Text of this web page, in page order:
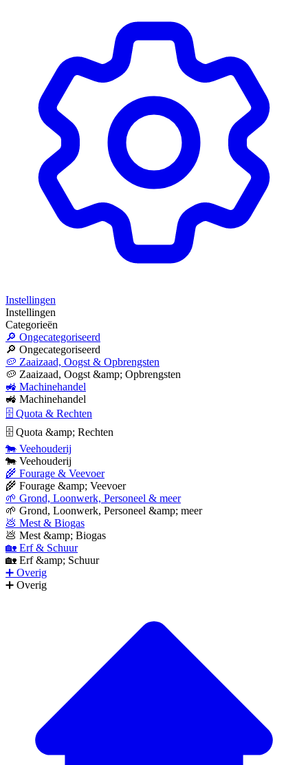
Instellingen
Instellingen
Categorieën
🔎 Ongecategoriseerd
🔎 Ongecategoriseerd
🥔 Zaaizaad, Oogst & Opbrengsten
🥔 Zaaizaad, Oogst &amp; Opbrengsten
🚜 Machinehandel
🚜 Machinehandel
🗄 Quota & Rechten
🗄 Quota &amp; Rechten
🐄 Veehouderij
🐄 Veehouderij
🌾 Fourage & Veevoer
🌾 Fourage &amp; Veevoer
🌱 Grond, Loonwerk, Personeel & meer
🌱 Grond, Loonwerk, Personeel &amp; meer
💩 Mest & Biogas
💩 Mest &amp; Biogas
🏡 Erf & Schuur
🏡 Erf &amp; Schuur
➕ Overig
➕ Overig